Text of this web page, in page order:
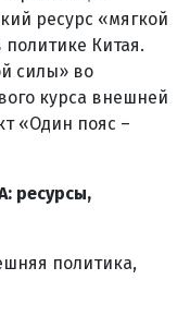
ресурс «мягкой
Китая.
силы» во
курса внешней
«Один пояс –
ресурсы,
политика,